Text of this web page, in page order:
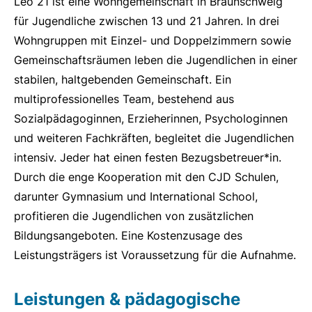
für Jugendliche zwischen 13 und 21 Jahren. In drei
Wohngruppen mit Einzel- und Doppelzimmern sowie
Gemeinschaftsräumen leben die Jugendlichen in einer
stabilen, haltgebenden Gemeinschaft. Ein
multiprofessionelles Team, bestehend aus
Sozialpädagoginnen, Erzieherinnen, Psychologinnen
und weiteren Fachkräften, begleitet die Jugendlichen
intensiv. Jeder hat einen festen Bezugsbetreuer*in.
Durch die enge Kooperation mit den CJD Schulen,
darunter Gymnasium und International School,
profitieren die Jugendlichen von zusätzlichen
Bildungsangeboten. Eine Kostenzusage des
Leistungsträgers ist Voraussetzung für die Aufnahme.
Leistungen & pädagogische